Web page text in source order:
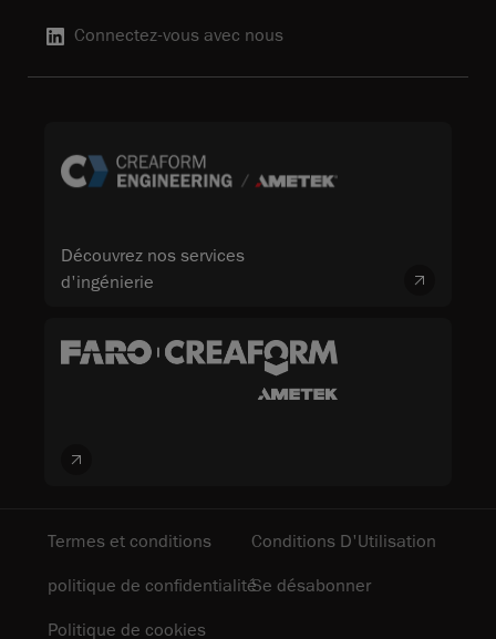
Connectez-vous avec nous
Découvrez nos services
d'ingénierie
Termes et conditions
Conditions D'Utilisation
politique de confidentialitéSe désabonner
Politique de cookies